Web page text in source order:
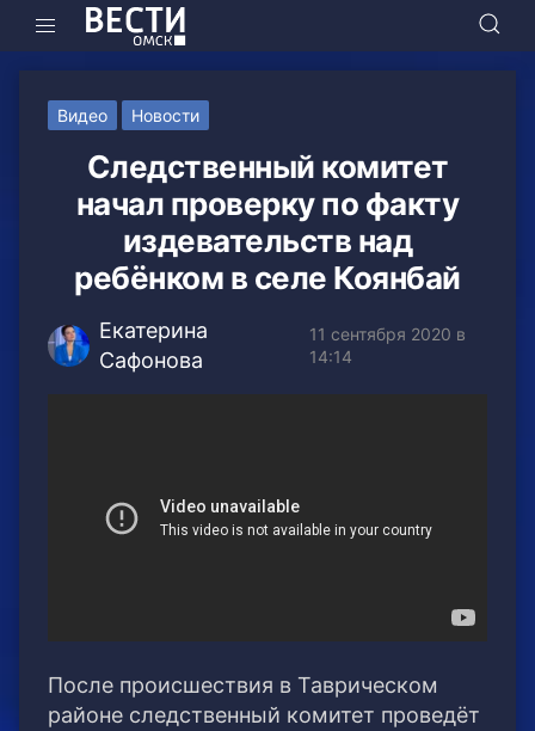
Видео Новости
Следственный комитет
начал проверку по факту
издевательств над
ребёнком в селе Коянбай
Екатерина
Сафонова
11 сентября 2020 в
14:14
После происшествия в Таврическом
районе следственный комитет проведёт